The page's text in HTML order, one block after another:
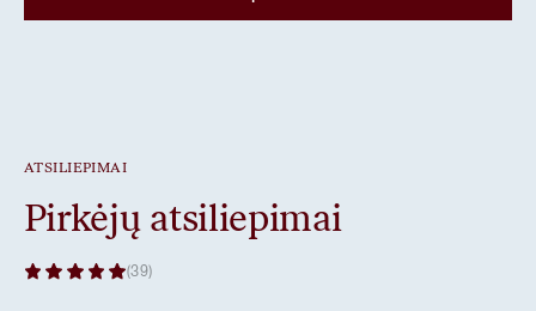
ATSILIEPIMAI
Pirkėjų atsiliepimai
(39)